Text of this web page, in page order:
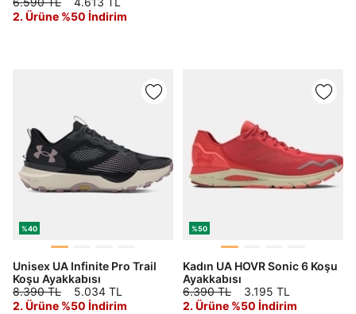
2. Ürüne %50 İndirim
%40
Unisex UA Infinite Pro Trail
Koşu Ayakkabısı
8.390 TL
5.034 TL
2. Ürüne %50 İndirim
%50
Kadın UA HOVR Sonic 6 Koşu
Ayakkabısı
6.390 TL
3.195 TL
2. Ürüne %50 İndirim